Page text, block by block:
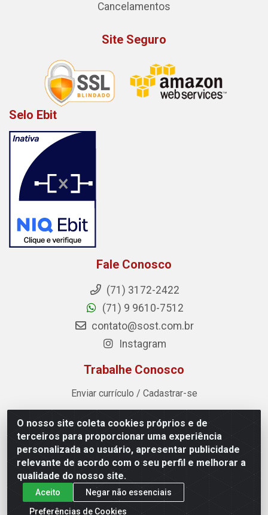
O nosso site coleta cookies próprios e de
terceiros para proporcionar uma experiência
personalizada ao usuário, apresentar publicidade
relevante de acordo com o seu perfil e melhorar a
qualidade do nosso site.
Aceito
Negar não essenciais
Preferências de Cookies
Cancelamentos
Site Seguro
Selo Ebit
Fale Conosco
(71) 3172-2422
(71) 9 9610-7512
contato@sost.com.br
Instagram
Trabalhe Conosco
Enviar currículo / Cadastrar-se
Sost Distribuidora - Rua Cândido Rissut, 254 - Recreio
Ipitanga, Lauro de Freitas/BA - CEP 42.700-590 - CNPJ
07.041.307/0001-80